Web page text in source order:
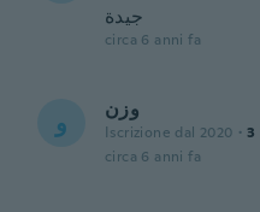
جيدة
circa 6 anni fa
و وزن
Iscrizione dal 2020 · 3
circa 6 anni fa